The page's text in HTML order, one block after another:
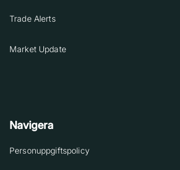
Trade Alerts
Market Update
Navigera
Personuppgiftspolicy